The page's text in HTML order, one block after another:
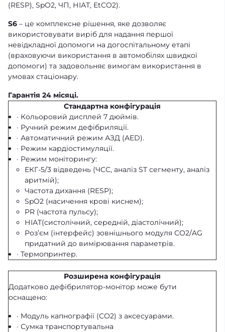
(RESP), SpO2, ЧП, НІАТ, EtCO2).
S6 – це комплексне рішення, яке дозволяє
використовувати виріб для надання першої
невідкладної допомоги на догоспітальному етапі
(враховуючи використання в автомобілях швидкої
допомоги) та задовольняє вимогам використання в
умовах стаціонару.
Гарантія 24 місяці.
Стандартна конфігурація
· Кольоровий дисплей 7 дюймів.
· Ручний режим дефібриляції.
· Автоматичний режим АЗД (AED).
· Режим кардіостимуляції.
· Режим моніторингу:
ЕКГ-5/3 відведень (ЧСС, аналіз ST сегменту, аналіз
аритмій);
Частота дихання (RESP);
SpO2 (насичення крові киснем);
PR (частота пульсу);
НІАТ(систолічний, середній, діастолічний);
Роз’єм (інтерфейс) зовнішнього модуля СО2/AG
придатний до вимірювання параметрів.
· Термопринтер.
Розширена конфігурація
Додатково дефібрилятор-монітор може бути
оснащено:
· Модуль капнографії (СО2) з аксесуарами.
· Сумка транспортувальна